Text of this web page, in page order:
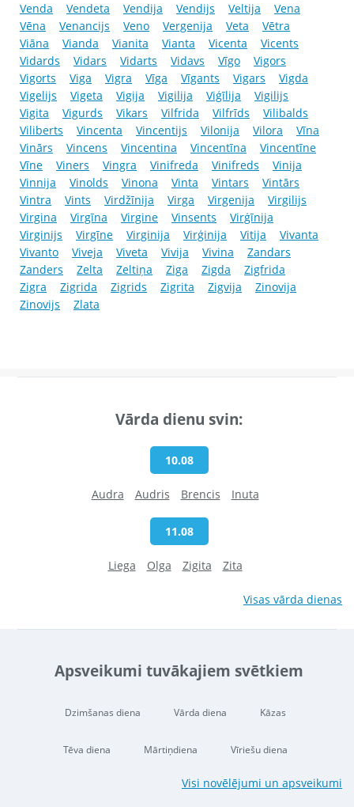
Venda
Vendeta Vendija Vendijs Veltija
Vena
Vēna
Venancijs Veno Vergenija Veta
Vētra
Viāna
Vianda Vianita Vianta Vicenta
Vicents
Vidards
Vidars Vidarts Vidavs Vīgo
Vigors
Vigorts
Viga Vigra Vīga Vīgants Vigars
Vigda
Vigelijs
Vigeta Vigija Vigilija Viģīlija
Vigilijs
Vigita
Vigurds Vikars Vilfrida Vilfrīds
Vilibalds
Viliberts
Vincenta Vincentijs Vilonija Vilora
Vīna
Vinārs
Vincens Vincentina Vincentīna
Vincentīne
Vīne
Viners Vingra Vinifreda Vinifreds
Vinija
Vinnija
Vinolds Vinona Vinta Vintars
Vintārs
Vintra
Vints Virdžīnija Virga Virgenija
Virgilijs
Virgina
Virgīna Virgine Vinsents
Virģīnija
Virginijs
Virgīne Virginija Virģinija Vitija
Vivanta
Vivanto
Viveja Viveta Vivija Vivina
Zandars
Zanders
Zelta Zeltiņa Ziga Zigda
Zigfrida
Zigra
Zigrida Zigrids Zigrita Zigvija
Zinovija
Zinovijs
Zlata
Vārda dienu svin:
10.08
Audra Audris Brencis Inuta
11.08
Liega Olga Zigita Zita
Visas vārda dienas
Apsveikumi tuvākajiem svētkiem
Dzimšanas diena Vārda diena Kāzas
Tēva diena Mārtiņdiena Vīriešu diena
Visi novēlējumi un apsveikumi